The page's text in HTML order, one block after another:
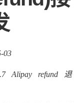
03
Alipay refund
退